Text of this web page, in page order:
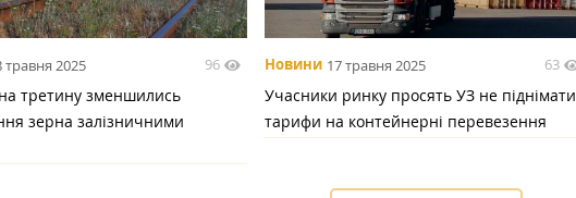
травня 2025 96
на третину зменшились
зерна залізничними
Новини 17 травня 2025 63
Учасники ринку просять УЗ не піднімати
тарифи на контейнерні перевезення